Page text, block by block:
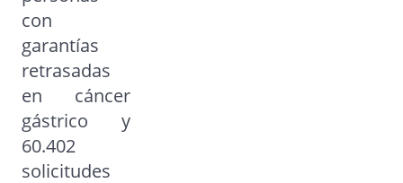
con
garantías
retrasadas
en cáncer
gástrico y
60.402
solicitudes